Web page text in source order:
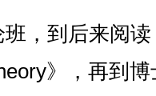
，到后来阅
》，再到